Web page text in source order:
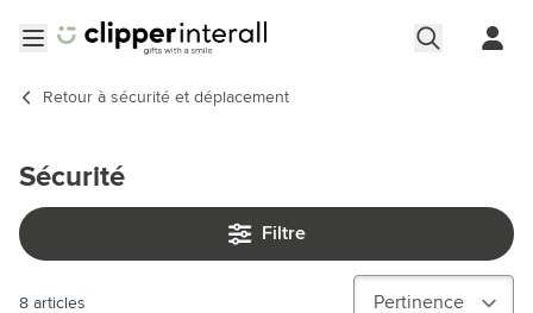
Retour à sécurité et déplacement
Sécurité
Filtre
8 articles